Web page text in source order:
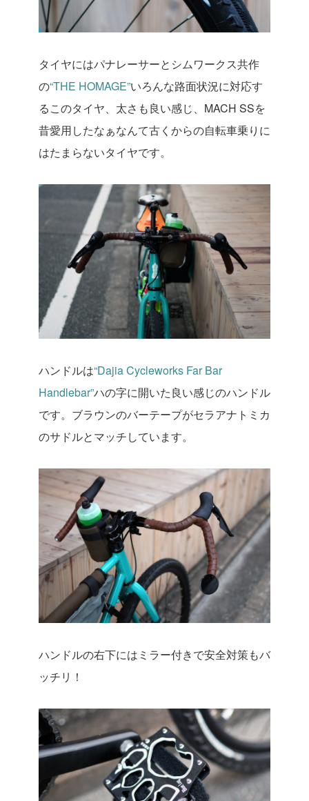
タイヤにはパナレーサーとシムワークス共作
の“THE HOMAGE”いろんな路面状況に対応す
るこのタイヤ、太さも良い感じ、MACH SSを
昔愛用したなぁなんて古くからの自転車乗りに
はたまらないタイヤです。
ハンドルは“Dajia Cycleworks Far Bar
Handlebar”ハの字に開いた良い感じのハンドル
です。ブラウンのバーテープがセラアナトミカ
のサドルとマッチしています。
ハンドルの右下にはミラー付きで安全対策もバ
ッチリ！